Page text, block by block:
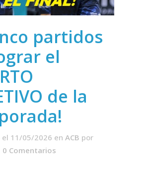
partidos
el
de la
el 11/05/2026 en ACB por
0 Comentarios